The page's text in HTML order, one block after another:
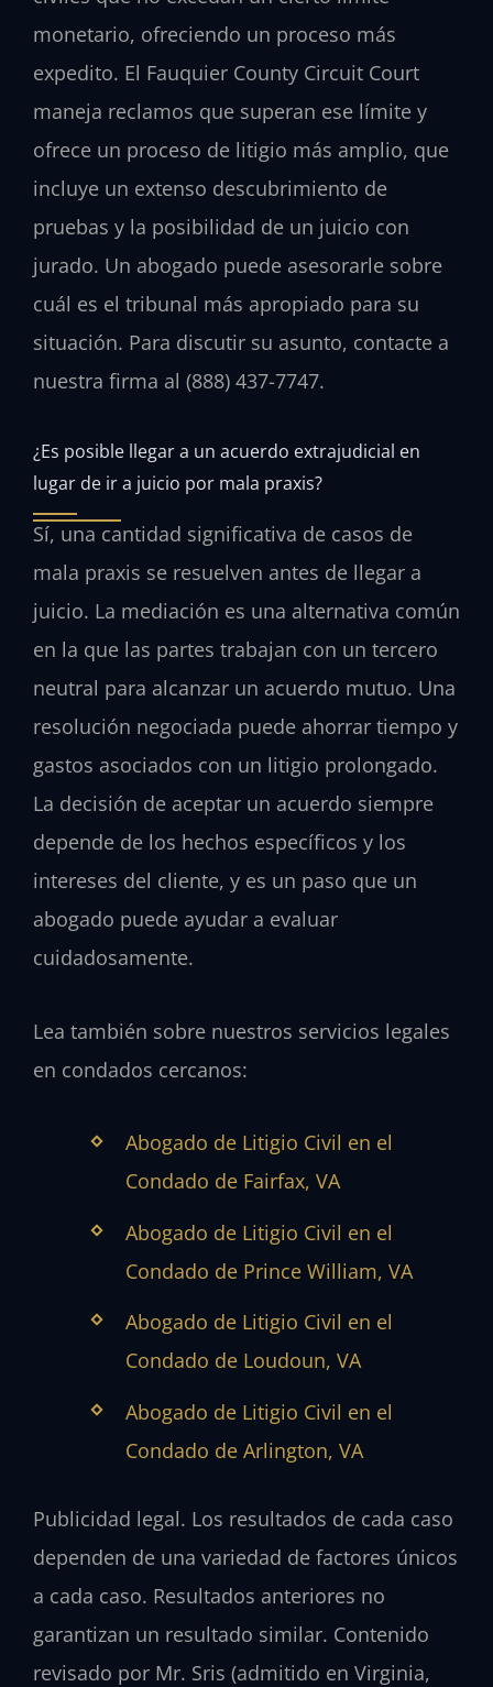
monetario, ofreciendo un proceso más
expedito. El Fauquier County Circuit Court
maneja reclamos que superan ese límite y
ofrece un proceso de litigio más amplio, que
incluye un extenso descubrimiento de
pruebas y la posibilidad de un juicio con
jurado. Un abogado puede asesorarle sobre
cuál es el tribunal más apropiado para su
situación. Para discutir su asunto, contacte a
nuestra firma al (888) 437-7747.
¿Es posible llegar a un acuerdo extrajudicial en
lugar de ir a juicio por mala praxis?
Sí, una cantidad significativa de casos de
mala praxis se resuelven antes de llegar a
juicio. La mediación es una alternativa común
en la que las partes trabajan con un tercero
neutral para alcanzar un acuerdo mutuo. Una
resolución negociada puede ahorrar tiempo y
gastos asociados con un litigio prolongado.
La decisión de aceptar un acuerdo siempre
depende de los hechos específicos y los
intereses del cliente, y es un paso que un
abogado puede ayudar a evaluar
cuidadosamente.
Lea también sobre nuestros servicios legales
en condados cercanos:
Abogado de Litigio Civil en el
Condado de Fairfax, VA
Abogado de Litigio Civil en el
Condado de Prince William, VA
Abogado de Litigio Civil en el
Condado de Loudoun, VA
Abogado de Litigio Civil en el
Condado de Arlington, VA
Publicidad legal. Los resultados de cada caso
dependen de una variedad de factores únicos
a cada caso. Resultados anteriores no
garantizan un resultado similar. Contenido
revisado por Mr. Sris (admitido en Virginia,